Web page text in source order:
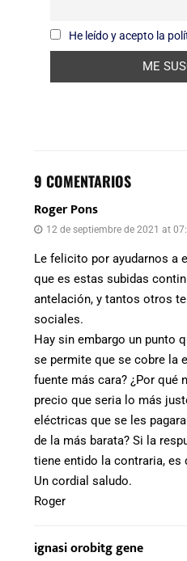
He leído y acepto la
9 COMENTARIOS
Roger Pons
12 de septiembre de 2021 at
Le felicito por ayudarnos a
que es estas subidas
antelación, y tantos otros
sociales.
Hay sin embargo un punto
se permite que se cobre la
fuente más cara? ¿Por qué
precio que seria lo más
eléctricas que se les
de la más barata? Si la
tiene entido la contraria, es
Un cordial saludo.
Roger
ignasi orobitg gene